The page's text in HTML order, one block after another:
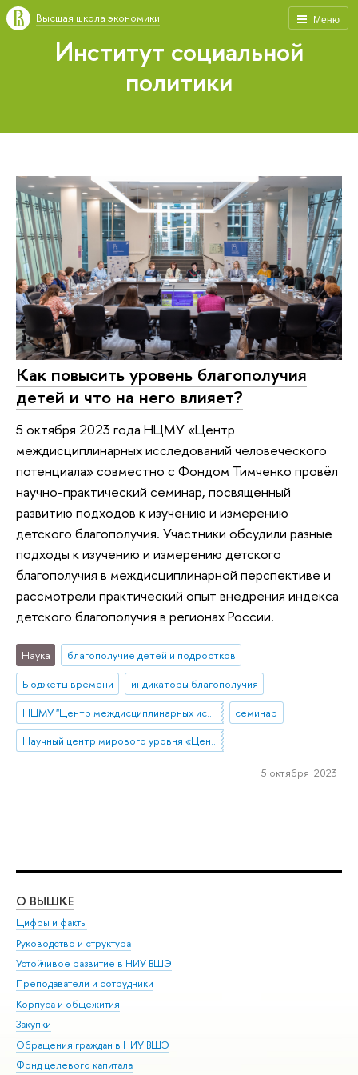
Меню
Высшая школа экономики
Институт социальной
политики
Как повысить уровень благополучия
детей и что на него влияет?
5 октября 2023 года НЦМУ «Центр
междисциплинарных исследований человеческого
потенциала» совместно с Фондом Тимченко провёл
научно-практический семинар, посвященный
развитию подходов к изучению и измерению
детского благополучия. Участники обсудили разные
подходы к изучению и измерению детского
благополучия в междисциплинарной перспективе и
рассмотрели практический опыт внедрения индекса
детского благополучия в регионах России.
Наука
благополучие детей и подростков
Бюджеты времени
индикаторы благополучия
НЦМУ "Центр междисциплинарных исследований человеческого потенциала"
семинар
Научный центр мирового уровня «Центр междисциплинарных исследований человеческого потенциала»
5 октября 2023
О ВЫШКЕ
Цифры и факты
Руководство и структура
Устойчивое развитие в НИУ ВШЭ
Преподаватели и сотрудники
Корпуса и общежития
Закупки
Обращения граждан в НИУ ВШЭ
Фонд целевого капитала